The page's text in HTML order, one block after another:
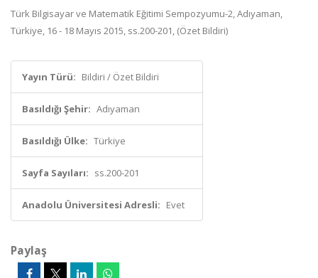
Türk Bilgisayar ve Matematik Eğitimi Sempozyumu-2, Adıyaman,
Türkiye, 16 - 18 Mayıs 2015, ss.200-201, (Özet Bildiri)
Yayın Türü: Bildiri / Özet Bildiri
Basıldığı Şehir: Adıyaman
Basıldığı Ülke: Türkiye
Sayfa Sayıları: ss.200-201
Anadolu Üniversitesi Adresli: Evet
Paylaş